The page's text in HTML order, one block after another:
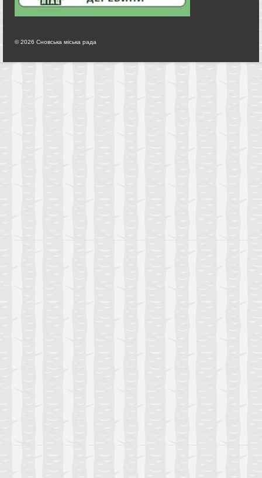
© 2026 Сновська міська рада